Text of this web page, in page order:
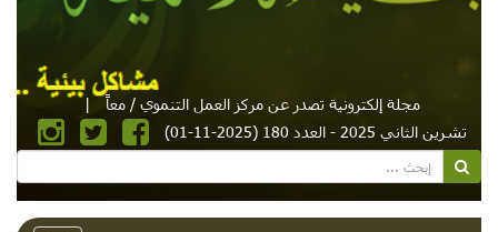
مجلة إلكترونية تصدر عن مركز العمل التنموي / معاً
|
تشرين الثاني 2025 - العدد 180 (2025-11-01)